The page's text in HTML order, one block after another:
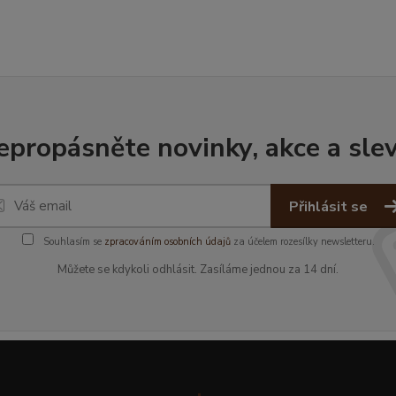
novinky, akce a
Přihlásit se
Souhlasím se zpracováním osobních údajůza účelem rozesílky newsletteru.
Můžete se kdykoli odhlásit. Zasíláme jednou za 14 dní.